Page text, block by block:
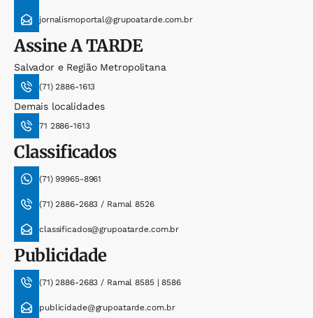
jornalismoportal@grupoatarde.com.br
AssineA TARDE
Salvador e Região Metropolitana
(71) 2886-1613
Demais localidades
71 2886-1613
Classificados
(71) 99965-8961
(71) 2886-2683 / Ramal 8526
classificados@grupoatarde.com.br
Publicidade
(71) 2886-2683 / Ramal 8585 | 8586
publicidade@grupoatarde.com.br